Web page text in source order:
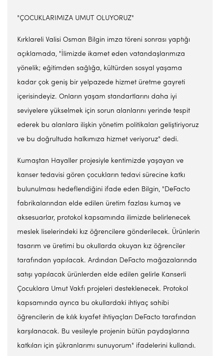
"ÇOCUKLARIMIZA UMUT OLUYORUZ"
Kırklareli Valisi Osman Bilgin imza töreni sonrası yaptığı
açıklamada, "İlimizde ikamet eden vatandaşlarımıza
yönelik; eğitimden sağlığa, kültürden sosyal yaşama
kadar çok geniş bir yelpazede hizmet üretme gayreti
içerisindeyiz. Onların yaşam standartlarını daha iyi
seviyelere yükselmek için sorun alanlarını yerinde tespit
ederek bu alanlara ilişkin yönetim politikaları geliştiriyoruz
ve bu doğrultuda halkımıza hizmet veriyoruz" dedi.
Kumaştan Hayaller projesiyle kentimizde yaşayan ve
kanser tedavisi gören çocukların tedavi sürecine katkı
bulunulması hedeflendiğini ifade eden Bilgin, "DeFacto
fabrikalarından elde edilen üretim fazlası kumaş ve
aksesuarlar, protokol kapsamında ilimizde belirlenecek
meslek liselerindeki kız öğrencilere gönderilecek. Ürünlerin
tasarım ve üretimi bu okullarda okuyan kız öğrenciler
tarafından yapılacak. Ardından DeFacto mağazalarında
satışı yapılacak ürünlerden elde edilen gelirle Kanserli
Çocuklara Umut Vakfı projeleri desteklenecek. Protokol
kapsamında ayrıca bu okullardaki ihtiyaç sahibi
öğrencilerin de kılık kıyafet ihtiyaçları DeFacto tarafından
karşılanacak. Bu vesileyle projenin bütün paydaşlarına
katkıları için şükranlarımı sunuyorum" ifadelerini kullandı.